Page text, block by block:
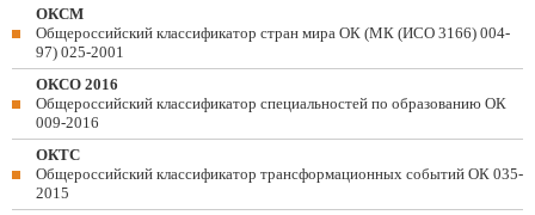
ОКСМ
Общероссийский классификатор стран мира ОК (МК (ИСО 3166) 004-
97) 025-2001
ОКСО 2016
Общероссийский классификатор специальностей по образованию ОК
009-2016
ОКТС
Общероссийский классификатор трансформационных событий ОК 035-
2015